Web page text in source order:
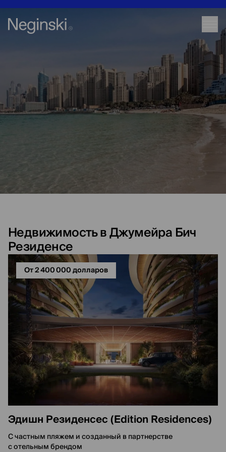
Недвижимость в Джумейра Бич
Резиденсе
От 2 400 000 долларов
Эдишн Резиденсес (Edition Residences)
С частным пляжем и созданный в партнерстве
с отельным брендом